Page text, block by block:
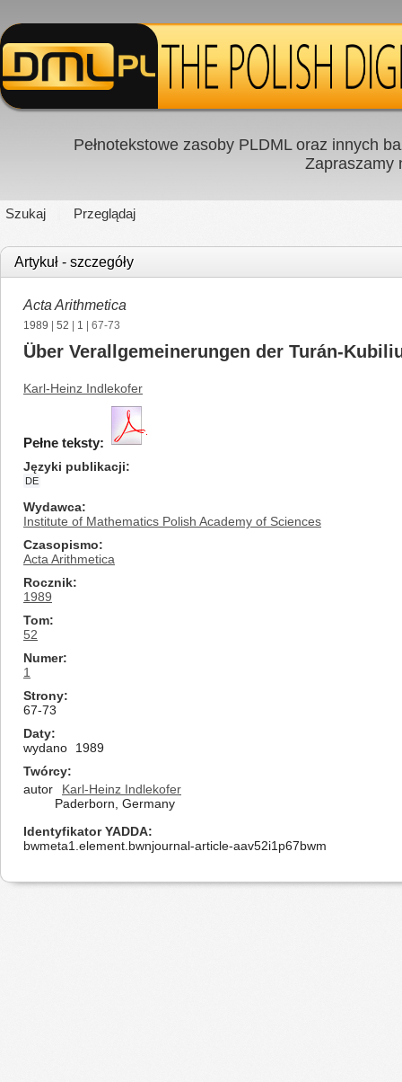
Pełnotekstowe zasoby PLDML oraz innych
Zapraszamy
Szukaj Przeglądaj
Artykuł - szczegóły
Acta Arithmetica
1989 52 1 | 67-73
Über Verallgemeinerungen der Turán-
Karl-Heinz Indlekofer
Pełne teksty:
Języki publikacji
DE
Wydawca
Institute of Mathematics Polish Academy of Sciences
Czasopismo
Acta Arithmetica
Rocznik
1989
Tom
52
Numer
1
Strony
67-73
Daty
wydano
1989
Twórcy
autor
Karl-Heinz Indlekofer
Paderborn, Germany
Identyfikator YADDA
bwmeta1.element.bwnjournal-article-aav52i1p67bwm